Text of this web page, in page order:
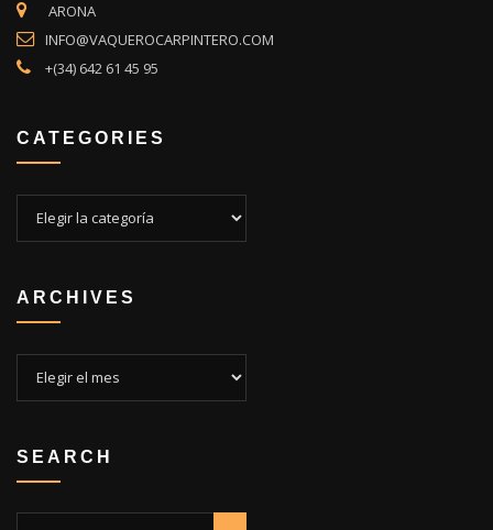
ARONA
INFO@VAQUEROCARPINTERO.COM
+(34) 642 61 45 95
CATEGORIES
ARCHIVES
SEARCH